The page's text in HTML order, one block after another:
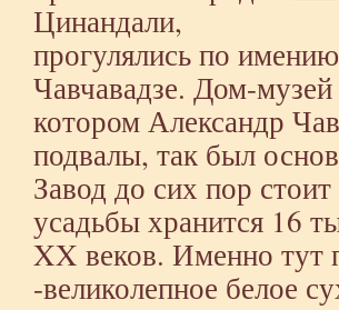
Цинандали,
прогулялись по
Чавчавадзе. Дом-
котором Александр
подвалы, так был
Завод до сих пор
усадьбы хранится 16
XX веков. Именно тут
-великолепное белое